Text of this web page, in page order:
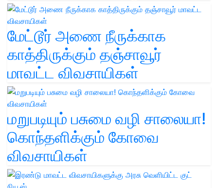
மேட்டூர் அணை நீருக்காக
காத்திருக்கும் தஞ்சாவூர்
மாவட்ட விவசாயிகள்
மறுபடியும் பசுமை வழி சாலையா!
கொந்தளிக்கும் கோவை
விவசாயிகள்